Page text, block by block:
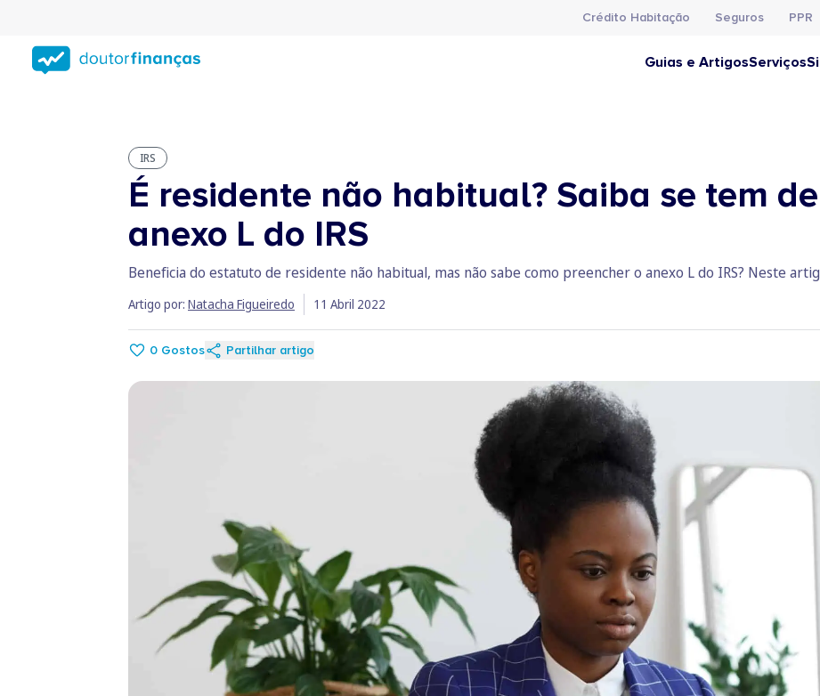
conteúdo
principal
Crédito Habitação Seguros PPR
Guias e ArtigosServiços
IRS
É residente não habitual? Saiba se tem
anexo L do IRS
Beneficia do estatuto de residente não habitual, mas não sabe como preencher o anexo L do IRS? Neste
Artigo por: Natacha Figueiredo 11 Abril 2022
0 Gostos Partilhar artigo